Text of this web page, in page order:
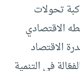
تحولات
الاقتصادي
الاقتصاد
في التنمية